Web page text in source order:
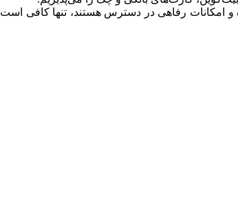
امکانات رفاهی در دسترس هستند، تنها کافی